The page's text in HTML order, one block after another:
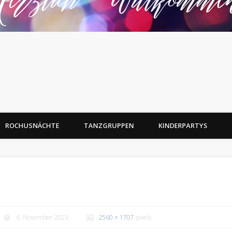
ROCHUSNÄCHTE TANZGRUPPEN KINDERPARTYS
6. November 2023 2560 × 1707 pixels